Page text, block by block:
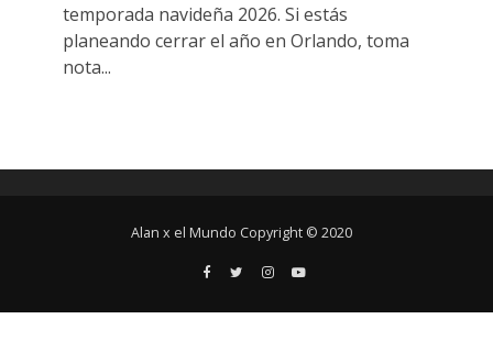
temporada navideña 2026. Si estás
planeando cerrar el año en Orlando, toma
nota...
Alan x el Mundo Copyright © 2020